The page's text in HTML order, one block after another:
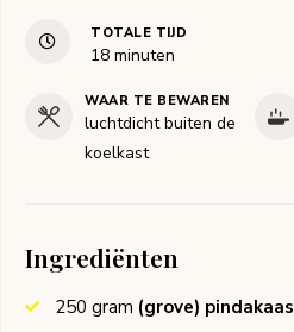
TOTALE TIJD
18minuten
minuten
WAAR TE BEWAREN
luchtdicht buiten de
koelkast
Ingrediënten
250 gram (grove) pindakaas